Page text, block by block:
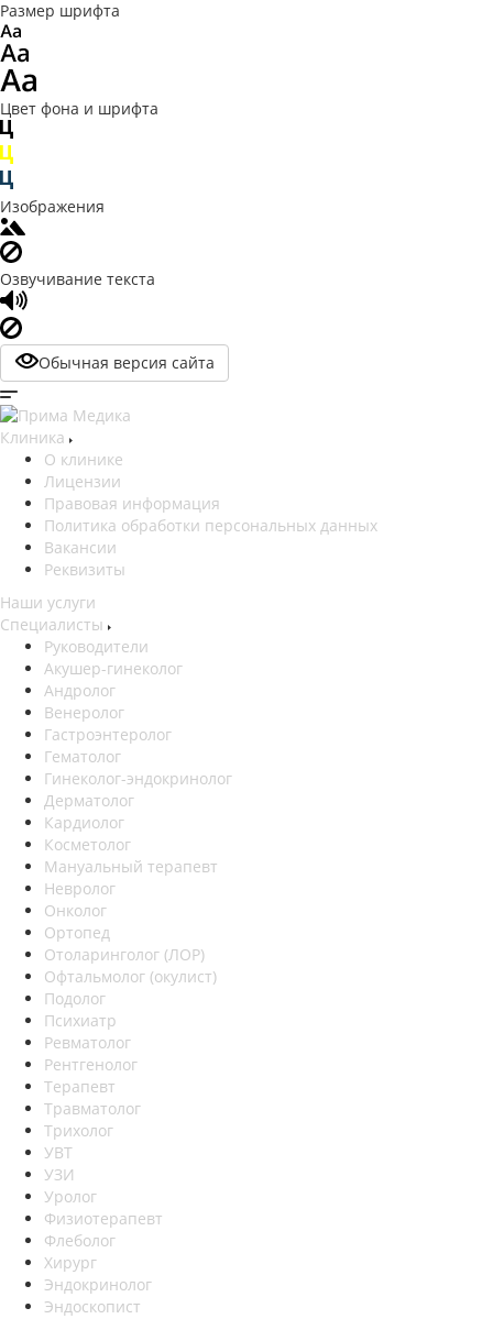
Размер шрифта
Цвет фона и шрифта
Изображения
Озвучивание текста
Обычная версия сайта
Клиника
О клинике
Лицензии
Правовая информация
Политика обработки персональных данных
Вакансии
Реквизиты
Наши услуги
Специалисты
Руководители
Акушер-гинеколог
Андролог
Венеролог
Гастроэнтеролог
Гематолог
Гинеколог-эндокринолог
Дерматолог
Кардиолог
Косметолог
Мануальный терапевт
Невролог
Онколог
Ортопед
Отоларинголог (ЛОР)
Офтальмолог (окулист)
Подолог
Психиатр
Ревматолог
Рентгенолог
Терапевт
Травматолог
Трихолог
УВТ
УЗИ
Уролог
Физиотерапевт
Флеболог
Хирург
Эндокринолог
Эндоскопист